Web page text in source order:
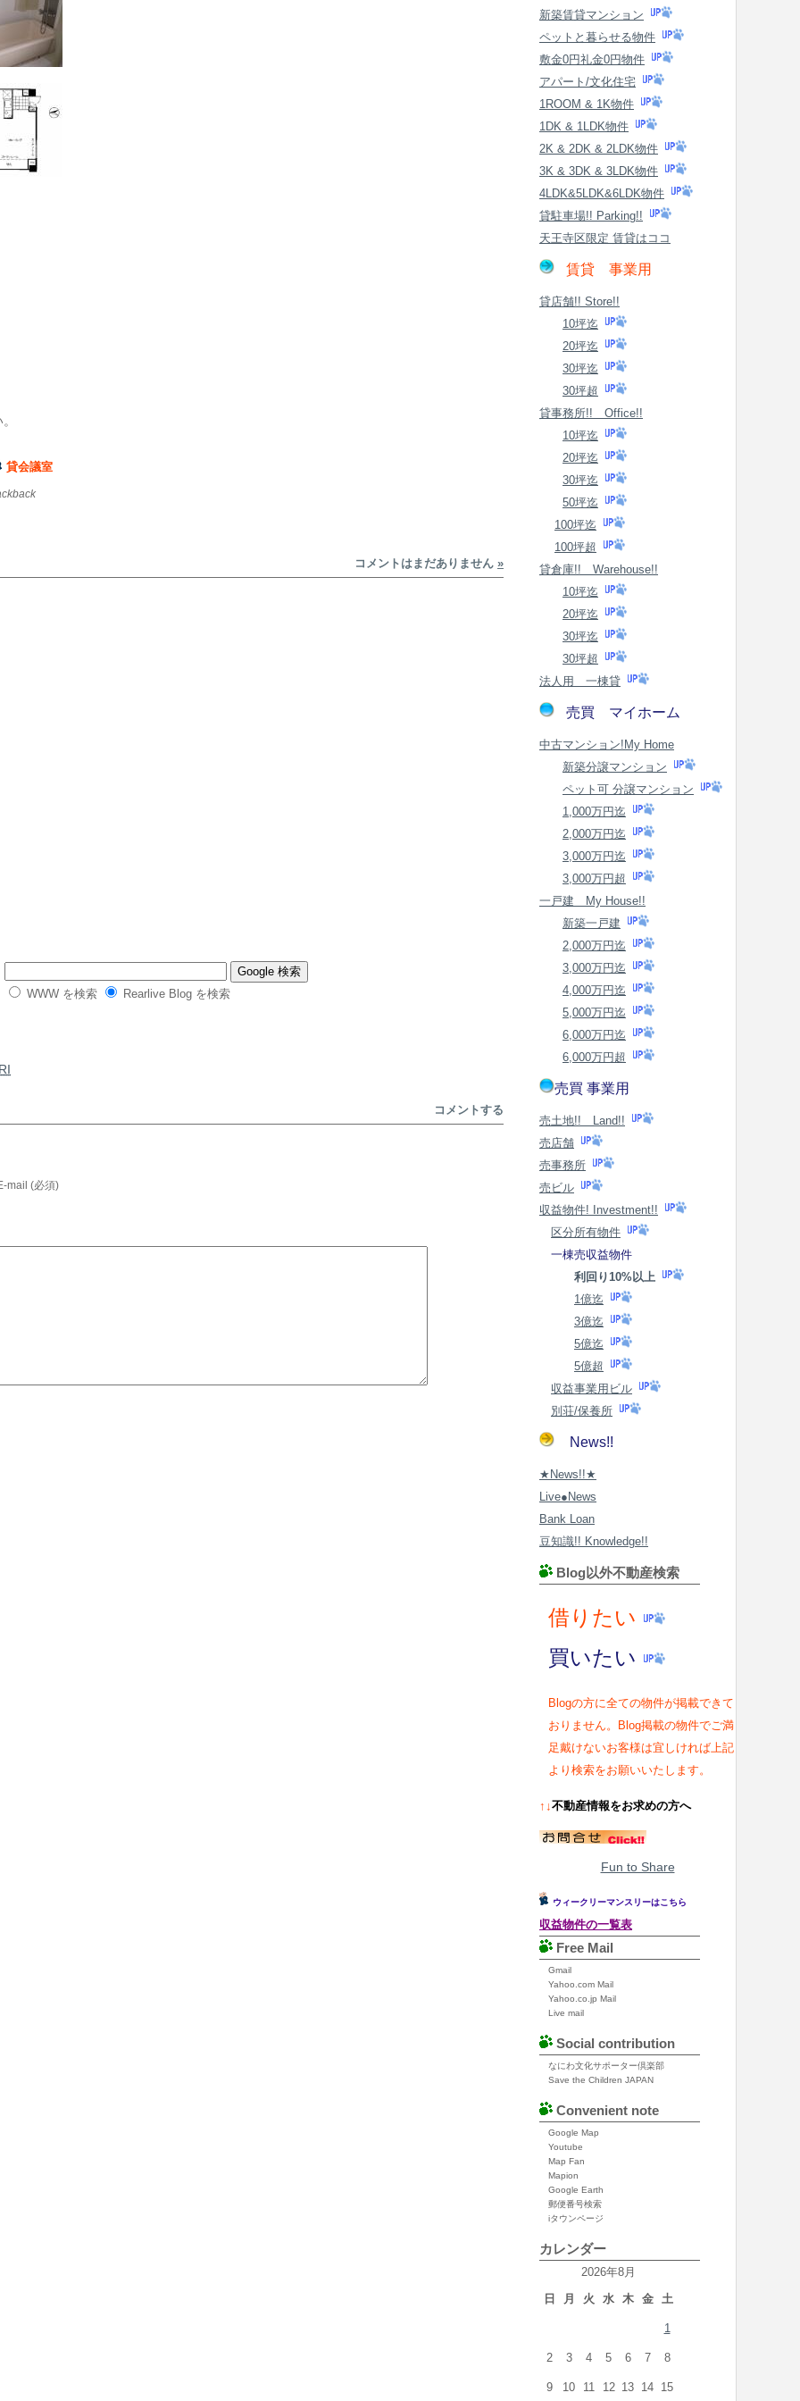
貸会議室
コメントはまだありません »
WWW を検索 Rearlive Blog を検索
コメントする
mail (必須)
新築賃貸マンション
ペットと暮らせる物件
敷金0円礼金0円物件
アパート/文化住宅
1ROOM & 1K物件
1DK & 1LDK物件
2K & 2DK & 2LDK物件
3K & 3DK & 3LDK物件
4LDK&5LDK&6LDK物件
貸駐車場!! Parking!!
天王寺区限定 賃貸はココ
賃貸 事業用
貸店舗!! Store!!
10坪迄
20坪迄
30坪迄
30坪超
貸事務所!! Office!!
10坪迄
20坪迄
30坪迄
50坪迄
100坪迄
100坪超
貸倉庫!! Warehouse!!
10坪迄
20坪迄
30坪迄
30坪超
法人用 一棟貸
売買 マイホーム
中古マンション!My Home
新築分譲マンション
ペット可 分譲マンション
1,000万円迄
2,000万円迄
3,000万円迄
3,000万円超
一戸建 My House!!
新築一戸建
2,000万円迄
3,000万円迄
4,000万円迄
5,000万円迄
6,000万円迄
6,000万円超
売買 事業用
売土地!! Land!!
売店舗
売事務所
売ビル
収益物件! Investment!!
区分所有物件
一棟売収益物件
利回り10%以上
1億迄
3億迄
5億迄
5億超
収益事業用ビル
別荘/保養所
News!!
★News!!★
Live●News
Bank Loan
豆知識!! Knowledge!!
Blog以外不動産検索
借りたい
買いたい
Blogの方に全ての物件が掲載できて
おりません。Blog掲載の物件でご満
足戴けないお客様は宜しければ上記
より検索をお願いいたします。
↑↓不動産情報をお求めの方へ
Fun to Share
ウィークリーマンスリーはこちら
収益物件の一覧表
Free Mail
Gmail
Yahoo.com Mail
Yahoo.co.jp Mail
Live mail
Social contribution
なにわ文化サポーター倶楽部
Save the Children JAPAN
Convenient note
Google Map
Youtube
Map Fan
Mapion
Google Earth
郵便番号検索
iタウンページ
カレンダー
2026年8月
日
月 火 水 木 金 土
1
2 3 4 5 6 7 8
9 10 11 12 13 14 15